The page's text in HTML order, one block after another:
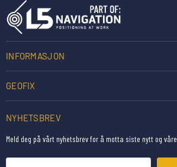
INFORMASJON
GEOFIX
NYHETSBREV
Meld deg på vårt nyhetsbrev for å motta siste nytt og